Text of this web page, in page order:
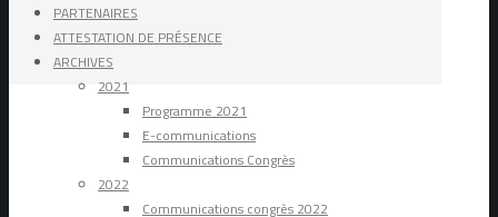
PARTENAIRES
ATTESTATION DE PRÉSENCE
ARCHIVES
2021
Programme 2021
E-communications
Communications Congrès
2022
Communications congrès 2022